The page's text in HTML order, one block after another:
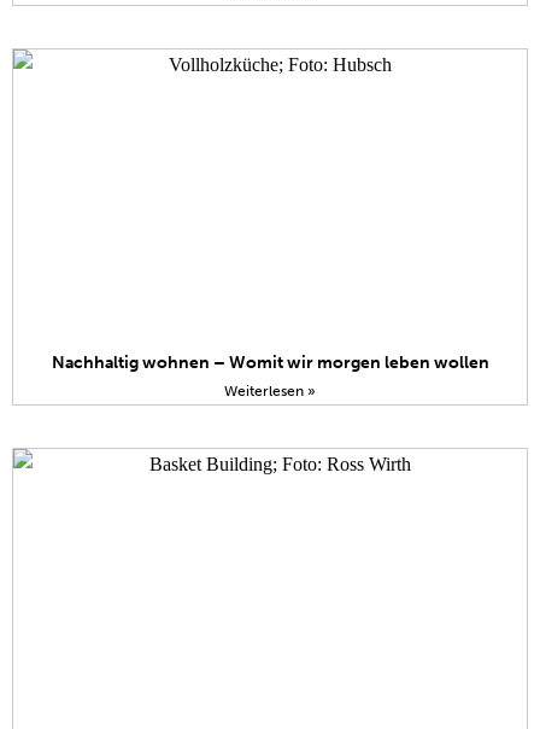
Nachhaltig wohnen – Womit wir morgen leben wollen
Weiterlesen »